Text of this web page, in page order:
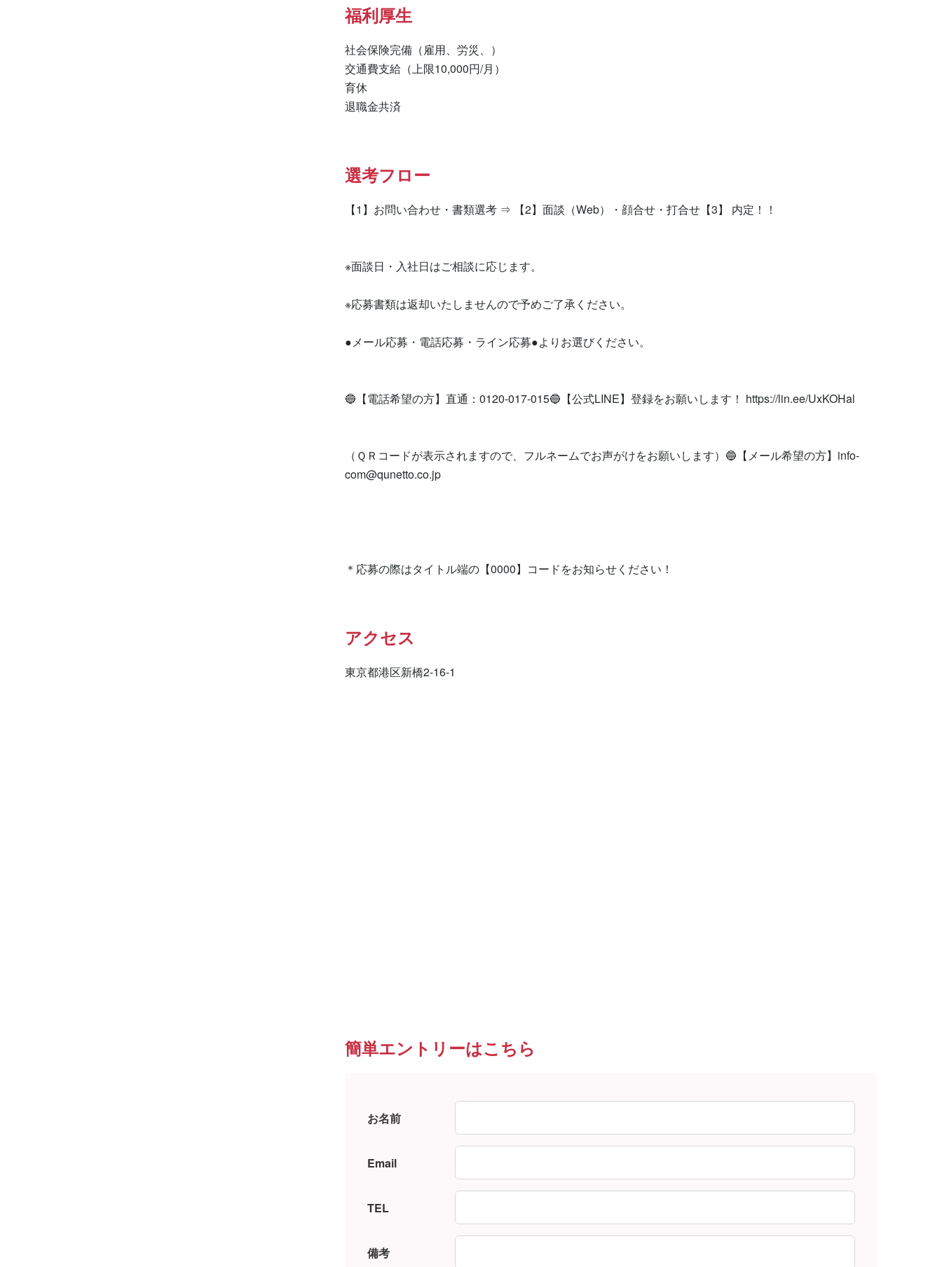
福利厚生
社会保険完備（雇用、労災、）
交通費支給（上限10,000円/月）
育休
退職金共済
選考フロー
【1】お問い合わせ・書類選考 ⇒ 【2】面談（Web）・顔合せ・打合せ【3】 内定！！
※面談日・入社日はご相談に応じます。
※応募書類は返却いたしませんので予めご了承ください。
●メール応募・電話応募・ライン応募●よりお選びください。
🔵【電話希望の方】直通：0120-017-015🔵【公式LINE】登録をお願いします！ https://lin.ee/UxKOHal
（ＱＲコードが表示されますので、フルネームでお声がけをお願いします）🔵【メール希望の方】 info-
com@qunetto.co.jp
＊応募の際はタイトル端の【0000】コードをお知らせください！
アクセス
東京都港区新橋2-16-1
簡単エントリーはこちら
お名前
Email
TEL
備考